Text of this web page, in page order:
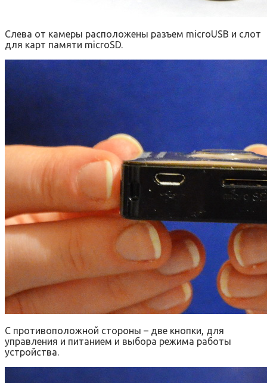
Слева от камеры расположены разъем microUSB и слот
для карт памяти microSD.
С противоположной стороны – две кнопки, для
управления и питанием и выбора режима работы
устройства.